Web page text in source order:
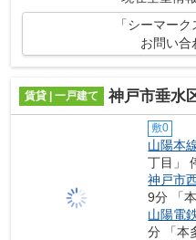
「シーマー
お問い合
賃貸 | 一戸建て 神戸市垂水区
敷0
山陽本
丁目」
神戸市
9分 「
山陽電
分 「本